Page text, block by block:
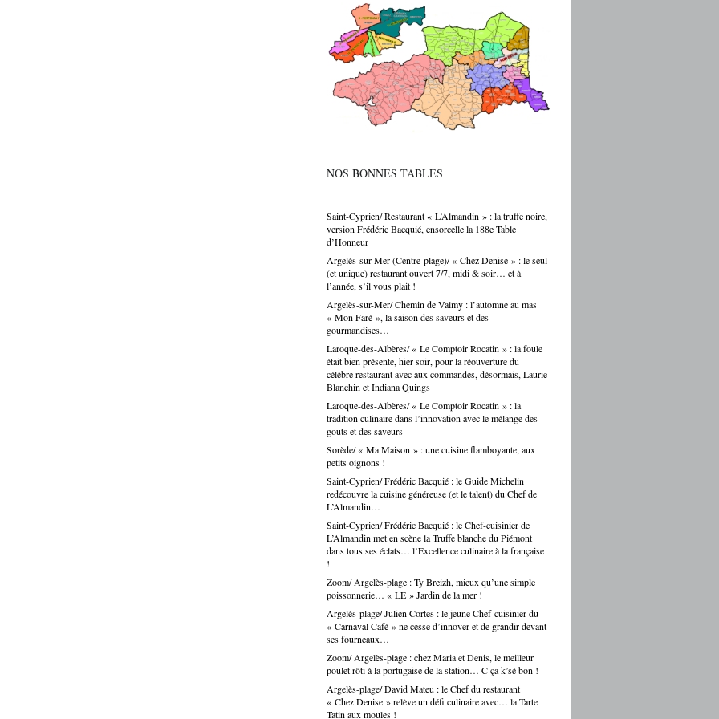
CAP, avec de vraies perspectives de carrière et
même de reprise d’entreprise. Mais le regard de la
société sur ces formations reste parfois
condescendant — et ça, franchement, c’est être
déconnecté de la réalité. Choisir un CAP de
pâtissier ou de carrossier, c’est choisir un métier,
un savoir-faire, une indépendance possible. Ce
n’est pas un choix par défaut. C’est souvent un
choix par passion. Et là, Cécile Hernandez nous
donne une belle leçon : la passion et
NOS BONNES TABLES
Saint-Cyprien/ Restaurant « L’Almandin » : la truffe noire,
version Frédéric Bacquié, ensorcelle la 188e Table
d’Honneur
Argelès-sur-Mer (Centre-plage)/ « Chez Denise » : le seul
(et unique) restaurant ouvert 7/7, midi & soir… et à
l’année, s’il vous plait !
Argelès-sur-Mer/ Chemin de Valmy : l’automne au mas
« Mon Faré », la saison des saveurs et des
gourmandises…
Laroque-des-Albères/ « Le Comptoir Rocatin » : la foule
était bien présente, hier soir, pour la réouverture du
célèbre restaurant avec aux commandes, désormais, Laurie
Blanchin et Indiana Quings
Laroque-des-Albères/ « Le Comptoir Rocatin » : la
tradition culinaire dans l’innovation avec le mélange des
goûts et des saveurs
Sorède/ « Ma Maison » : une cuisine flamboyante, aux
petits oignons !
Saint-Cyprien/ Frédéric Bacquié : le Guide Michelin
redécouvre la cuisine généreuse (et le talent) du Chef de
L’Almandin…
Saint-Cyprien/ Frédéric Bacquié : le Chef-cuisinier de
L’Almandin met en scène la Truffe blanche du Piémont
dans tous ses éclats… l’Excellence culinaire à la française
!
Zoom/ Argelès-plage : Ty Breizh, mieux qu’une simple
poissonnerie… « LE » Jardin de la mer !
Argelès-plage/ Julien Cortes : le jeune Chef-cuisinier du
« Carnaval Café » ne cesse d’innover et de grandir devant
ses fourneaux…
Zoom/ Argelès-plage : chez Maria et Denis, le meilleur
poulet rôti à la portugaise de la station… C ça k’sé bon !
Argelès-plage/ David Mateu : le Chef du restaurant
« Chez Denise » relève un défi culinaire avec… la Tarte
Tatin aux moules !